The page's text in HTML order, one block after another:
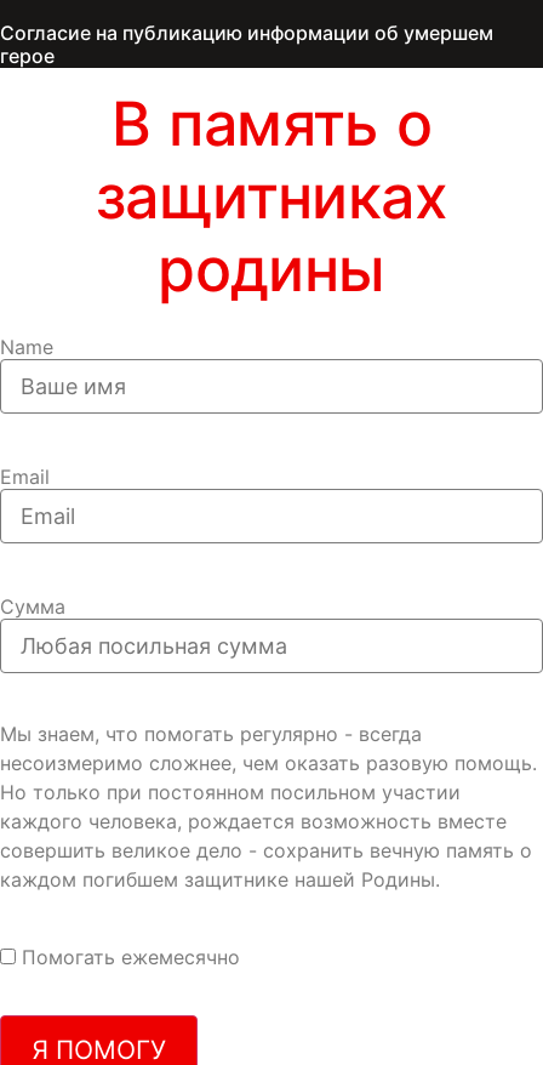
Согласие на публикацию информации об умершем
герое
В память о
защитниках
родины
Name
Email
Сумма
Мы знаем, что помогать регулярно - всегда
несоизмеримо сложнее, чем оказать разовую помощь.
Но только при постоянном посильном участии
каждого человека, рождается возможность вместе
совершить великое дело - сохранить вечную память о
каждом погибшем защитнике нашей Родины.
Помогать ежемесячно
Я ПОМОГУ